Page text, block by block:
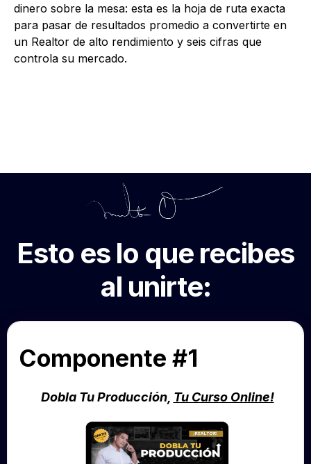
dinero sobre la mesa: esta es la hoja de ruta exacta
para pasar de resultados promedio a convertirte en
un Realtor de alto rendimiento y seis cifras que
controla su mercado.
Esto es lo que recibes
al unirte:
Componente #1
Dobla Tu Producción, Tu Curso Online!